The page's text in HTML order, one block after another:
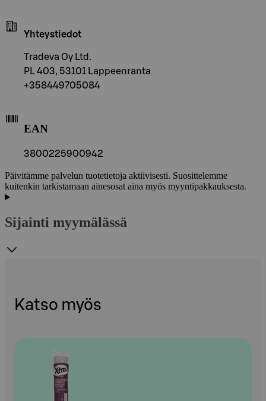
Yhteystiedot
Tradeva Oy Ltd.
PL 403, 53101 Lappeenranta
+358449705084
EAN
3800225900942
Päivitämme palvelun tuotetietoja aktiivisesti. Suosittelemme
kuitenkin tarkistamaan ainesosat aina myös myyntipakkauksesta.
Sijainti myymälässä
Katso myös